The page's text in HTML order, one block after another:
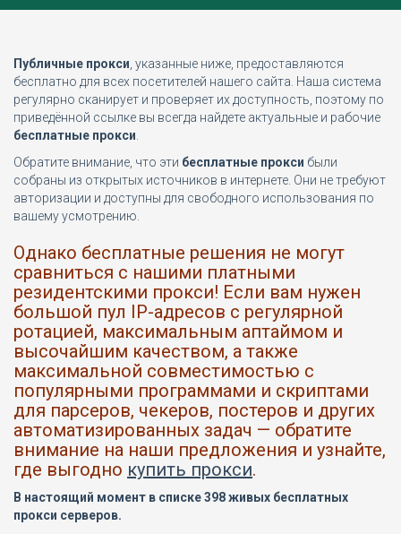
Публичные прокси , указанные ниже, предоставляются
бесплатно для всех посетителей нашего сайта. Наша система
регулярно сканирует и проверяет их доступность, поэтому по
приведённой ссылке вы всегда найдете актуальные и рабочие
бесплатные прокси
Обратите внимание, что эти бесплатные прокси были
собраны из открытых источников в интернете. Они не требуют
авторизации и доступны для свободного использования по
вашему усмотрению.
Однако бесплатные решения не могут
сравниться с нашими платными
резидентскими прокси! Если вам нужен
большой пул IP-адресов с регулярной
ротацией, максимальным аптаймом и
высочайшим качеством, а также
максимальной совместимостью с
популярными программами и скриптами
для парсеров, чекеров, постеров и других
автоматизированных задач — обратите
внимание на наши предложения и узнайте,
где выгодно купить прокси.
В настоящий момент в списке 398 живых бесплатных
прокси серверов.